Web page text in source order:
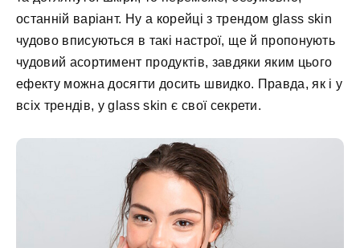
останній варіант. Ну а корейці з трендом glass skin
чудово вписуються в такі настрої, ще й пропонують
чудовий асортимент продуктів, завдяки яким цього
ефекту можна досягти досить швидко. Правда, як і у
всіх трендів, у glass skin є свої секрети.